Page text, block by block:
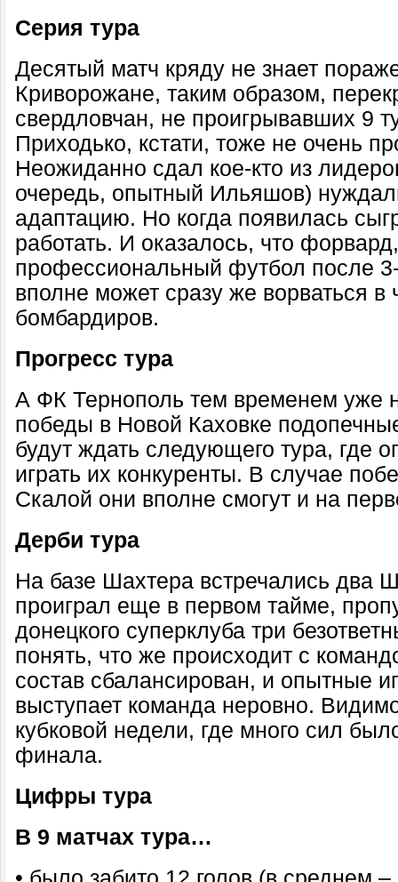
Серия тура
Десятый матч кряду не знает
Криворожане, таким образом,
свердловчан, не проигрывавших 9
Приходько, кстати, тоже не очень
Неожиданно сдал кое-кто из
очередь, опытный Ильяшов)
адаптацию. Но когда появилась
работать. И оказалось, что
профессиональный футбол после 3-
вполне может сразу же ворваться в
бомбардиров.
Прогресс тура
А ФК Тернополь тем временем уже
победы в Новой Каховке
будут ждать следующего тура, где
играть их конкуренты. В случае
Скалой они вполне смогут и на
Дерби тура
На базе Шахтера встречались два
проиграл еще в первом тайме,
донецкого суперклуба три
понять, что же происходит с
состав сбалансирован, и опытные
выступает команда неровно.
кубковой недели, где много сил
финала.
Цифры тура
В 9 матчах тура…